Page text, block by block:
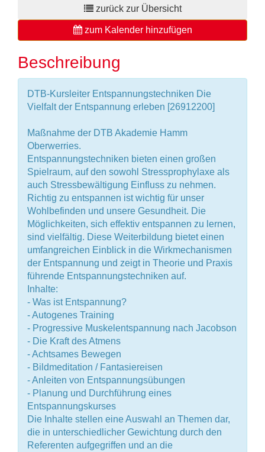
zurück zur Übersicht
zum Kalender hinzufügen
Beschreibung
DTB-Kursleiter Entspannungstechniken Die
Vielfalt der Entspannung erleben [26912200]
Maßnahme der DTB Akademie Hamm
Oberwerries.
Entspannungstechniken bieten einen großen
Spielraum, auf den sowohl Stressprophylaxe als
auch Stressbewältigung Einfluss zu nehmen.
Richtig zu entspannen ist wichtig für unser
Wohlbefinden und unsere Gesundheit. Die
Möglichkeiten, sich effektiv entspannen zu lernen,
sind vielfältig. Diese Weiterbildung bietet einen
umfangreichen Einblick in die Wirkmechanismen
der Entspannung und zeigt in Theorie und Praxis
führende Entspannungstechniken auf.
Inhalte:
- Was ist Entspannung?
- Autogenes Training
- Progressive Muskelentspannung nach Jacobson
- Die Kraft des Atmens
- Achtsames Bewegen
- Bildmeditation / Fantasiereisen
- Anleiten von Entspannungsübungen
- Planung und Durchführung eines
Entspannungskurses
Die Inhalte stellen eine Auswahl an Themen dar,
die in unterschiedlicher Gewichtung durch den
Referenten aufgegriffen und an die